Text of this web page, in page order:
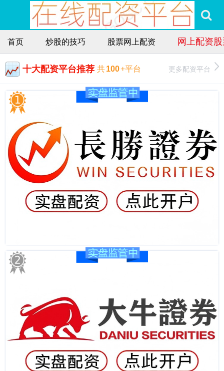
首页 炒股的技巧 股票网上配资 网上配资
十大配资平台推荐 共100+平台 更多配资平台